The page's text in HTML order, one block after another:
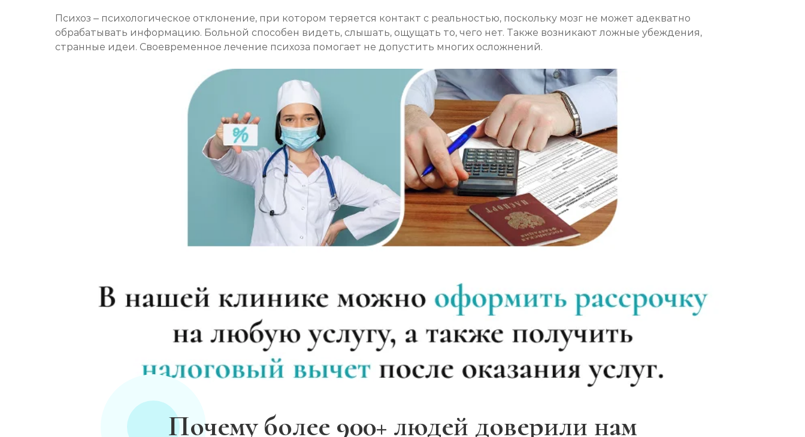
Психоз – психологическое отклонение, при котором теряется контакт с реальностью, поскольку мозг не может адекватно
обрабатывать информацию. Больной способен видеть, слышать, ощущать то, чего нет. Также возникают ложные убеждения,
странные идеи. Своевременное лечение психоза помогает не допустить многих осложнений.
Почему более 900+ людей доверили нам